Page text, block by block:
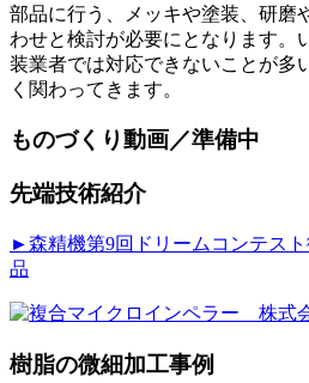
部品に行う、メッキや塗装、研磨
わせと検討が必要にとなります。
装業者では対応できないことが多
く関わってきます。
ものづくり動画／準備中
先端技術紹介
►森精機第9回ドリームコンテス
品
樹脂の微細加工事例